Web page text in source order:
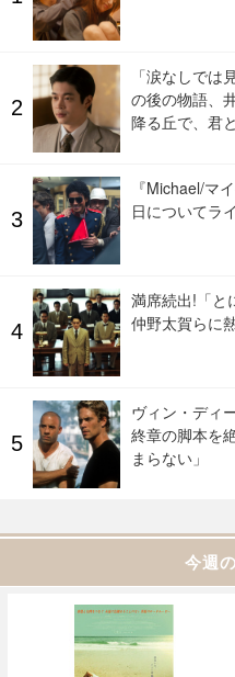
「涙なしでは
の後の物語、
降る丘で、君
『Michael/マ
日についてラ
満席続出!「と
仲野太賀らに
ヴィン・ディ
終章の脚本を
まらない」
今週